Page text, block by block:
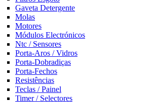
Gaveta Detergente
Molas
Motores
Módulos Electrónicos
Ntc / Sensores
Porta-Aros / Vidros
Porta-Dobradiças
Porta-Fechos
Resistências
Teclas / Painel
Timer / Selectores